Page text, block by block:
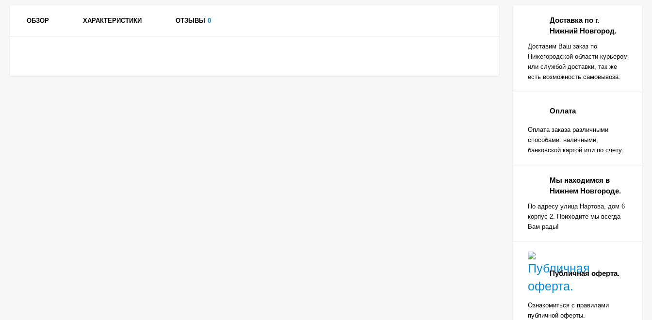
ОБЗОР ХАРАКТЕРИСТИКИ ОТЗЫВЫ 0
Доставка по г.
Нижний Новгород.
Доставим Ваш заказ по
Нижегородской области курьером
или службой доставки, так же
есть возможность самовывоза.
Оплата
Оплата заказа различными
способами: наличными,
банковской картой или по счету.
Мы находимся в
Нижнем Новгороде.
По адресу улица Нартова, дом 6
корпус 2. Приходите мы всегда
Вам рады!
Публичная оферта.
Ознакомиться с правилами
публичной оферты.